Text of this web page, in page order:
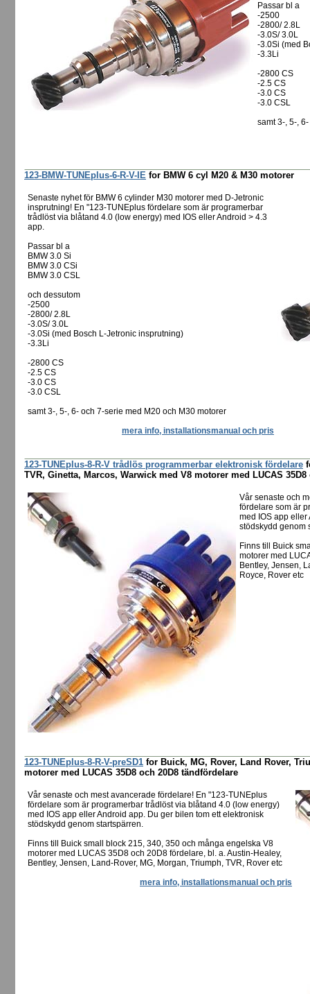
Passar bl a
-2500
-2800/ 2.8L
-3.0S/ 3.0L
-3.0Si (med
-3.3Li
-2800 CS
-2.5 CS
-3.0 CS
-3.0 CSL
samt 3-, 5-,
123-BMW-TUNEplus-6-R-V-IE for BMW 6 cyl M20 & M30 motorer
Senaste nyhet för BMW 6 cylinder M30 motorer med D-Jetronic
insprutning! En "123-TUNEplus fördelare som är programerbar
trådlöst via blåtand 4.0 (low energy) med IOS eller Android > 4.3
app.
Passar bl a
BMW 3.0 Si
BMW 3.0 CSi
BMW 3.0 CSL
och dessutom
-2500
-2800/ 2.8L
-3.0S/ 3.0L
-3.0Si (med Bosch L-Jetronic insprutning)
-3.3Li
-2800 CS
-2.5 CS
-3.0 CS
-3.0 CSL
samt 3-, 5-, 6- och 7-serie med M20 och M30 motorer
mera info, installationsmanual och pris
123-TUNEplus-8-R-V trådlös programmerbar elektronisk fördelare
TVR, Ginetta, Marcos, Warwick med V8 motorer med LUCAS
Vår senaste och
fördelare som är
med IOS app
stödskydd genom
Finns till Buick
motorer med
Bentley, Jensen,
Royce, Rover etc
123-TUNEplus-8-R-V-preSD1 for Buick, MG, Rover, Land Rover,
motorer med LUCAS 35D8 och 20D8 tändfördelare
Vår senaste och mest avancerade fördelare! En "123-TUNEplus
fördelare som är programerbar trådlöst via blåtand 4.0 (low energy)
med IOS app eller Android app. Du ger bilen tom ett elektronisk
stödskydd genom startspärren.
Finns till Buick small block 215, 340, 350 och många engelska V8
motorer med LUCAS 35D8 och 20D8 fördelare, bl. a. Austin-Healey,
Bentley, Jensen, Land-Rover, MG, Morgan, Triumph, TVR, Rover etc
mera info, installationsmanual och pris